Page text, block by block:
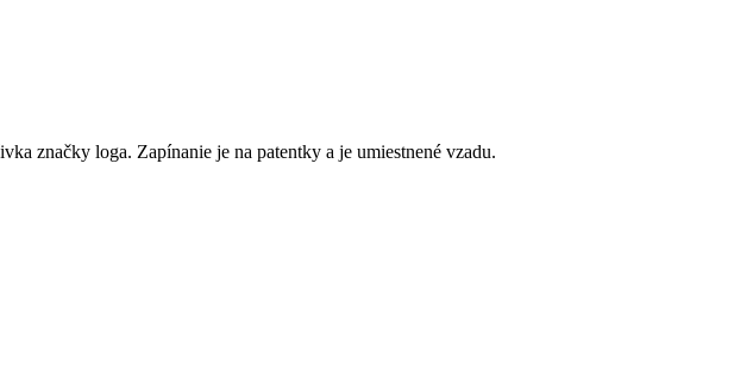
značky loga. Zapínanie je na patentky a je umiestnené vzadu.